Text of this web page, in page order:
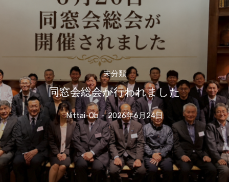
未分類
同窓会総会が行われました
Nittai-Ob - 2026年6月24日